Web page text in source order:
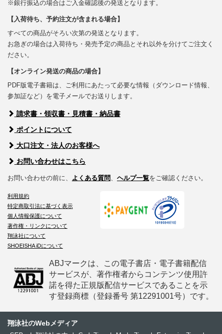
※銀行振込の場合はご入金確認後の発送となります。
【入荷待ち、予約注文が含まれる場合】
すべての商品がそろい次第の発送となります。
お急ぎの場合は入荷待ち・発売予定の商品とそれ以外を分けてご注文く
ださい。
【オンライン発送の商品の場合】
PDF版電子書籍は、ご利用にあたって必要な情報（ダウンロード情報、
参加証など）を電子メールでお送りします。
請求書・領収書・見積書・納品書
ポイントについて
大口注文・法人のお客様へ
お問い合わせはこちら
お問い合わせの前に、 よくある質問、 ヘルプ一覧をご確認ください。
利用規約
特定商取引法に基づく表示
個人情報保護について
著作権・リンクについて
翔泳社について
SHOEISHA iDについて
ABJマークは、この電子書店・電子書籍配信
サービスが、著作権者からコンテンツ使用許
諾を得た正規版配信サービスであることを示
す登録商標（登録番号 第12291001号）です。
翔泳社のWebメディア